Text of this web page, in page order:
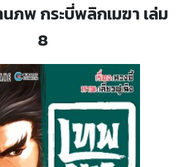
นภพ กระบี่พลิกเมฆา เล่ม
8